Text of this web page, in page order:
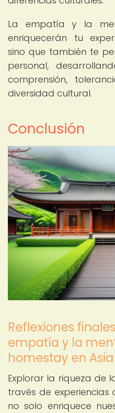
La empatía y la
enriquecerán tu
sino que también te
personal,
comprensión,
diversidad cultural.
Conclusión
Reflexiones
empatía y la
homestay en Asia
Explorar la riqueza de
través de experiencias
no solo enriquece